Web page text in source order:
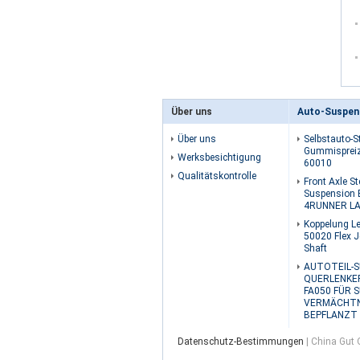
Über uns
Über uns
Werksbesichtigung
Qualitätskontrolle
Auto-
Selbstauto-
60010
Front Axle
Suspension
4RUNNER
Koppelung
50020 Flex
Shaft
AUTOTEIL-
FA050 FÜR
BEPFLANZT
Datenschutz-Bestimmungen | China Gut